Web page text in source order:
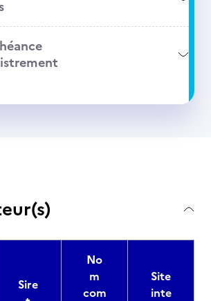
Sire
No
m
com
Site
inte